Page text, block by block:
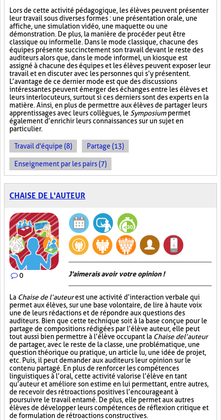
Lors de cette activité pédagogique, les élèves peuvent présenter
leur travail sous diverses formes : une présentation orale, une
affiche, une simulation vidéo, une maquette ou une
démonstration. De plus, la manière de procéder peut être
classique ou informelle. Dans le mode classique, chacune des
équipes présente succinctement son travail devant le reste des
auditeurs alors que, dans le mode informel, un kiosque est
assigné à chacune des équipes et les élèves peuvent exposer leur
travail et en discuter avec les personnes qui s’y présentent.
L’avantage de ce dernier mode est que des discussions
intéressantes peuvent émerger des échanges entre les élèves et
leurs interlocuteurs, surtout si ces derniers sont des experts en la
matière. Ainsi, en plus de permettre aux élèves de partager leurs
apprentissages avec leurs collègues, le Symposiumpermet
également d’enrichir leurs connaissances sur un sujet en
particulier.
Travail d'équipe (8) Partage (13)
Enseignement par les pairs (7)
CHAISE DE L'AUTEUR
0 J'aimerais avoir votre opinion !
La Chaise de l’auteurest une activité d’interaction verbale qui
permet aux élèves, sur une base volontaire, de lire à haute voix
une de leurs rédactions et de répondre aux questions des
auditeurs. Bien que cette technique soit à la base conçue pour le
partage de compositions rédigées par l’élève auteur, elle peut
tout aussi bien permettre à l’élève occupant la Chaise de l’auteur
de partager, avec le reste de la classe, une problématique, une
question théorique ou pratique, un article lu, une idée de projet,
etc. Puis, il peut demander aux auditeurs leur opinion sur le
contenu partagé. En plus de renforcer les compétences
linguistiques à l’oral, cette activité valorise l’élève en tant
qu’auteur et améliore son estime en lui permettant, entre autres,
de recevoir des rétroactions positives l’encourageant à
poursuivre le travail entamé. De plus, elle permet aux autres
élèves de développer leurs compétences de réflexion critique et
de formulation de rétroactions constructives.